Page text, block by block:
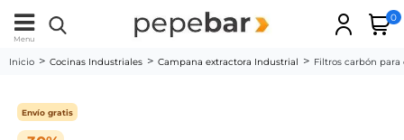
Menu
0
Inicio Cocinas Industriales Campana extractora Industrial Filtros carbón
Envío gratis